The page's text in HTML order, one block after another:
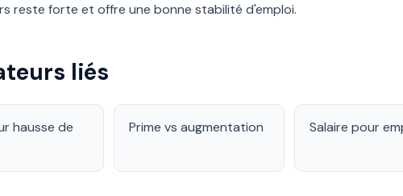
reste forte et offre une bonne stabilité d'emploi.
liés
hausse de
Prime vs augmentation Salaire pour